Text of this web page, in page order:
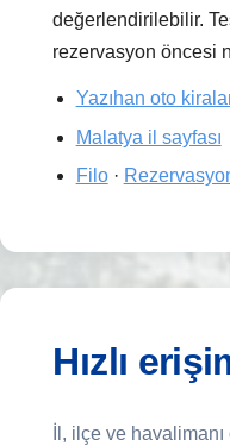
değerlendirilebilir.
rezervasyon öncesi
Yazıhan oto
Malatya il sayfası
Filo·
Hızlı
İl, ilçe ve